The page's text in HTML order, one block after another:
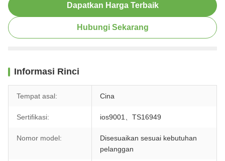
Dapatkan Harga Terbaik
Hubungi Sekarang
Informasi Rinci
Tempat asal: Cina
Sertifikasi: ios9001、TS16949
Nomor model:
Disesuaikan sesuai kebutuhan
pelanggan